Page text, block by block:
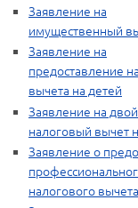
Заявление на
имущественный
Заявление на
предоставление
вычета на детей
Заявление на
налоговый вычет
Заявление о
налогового вычета